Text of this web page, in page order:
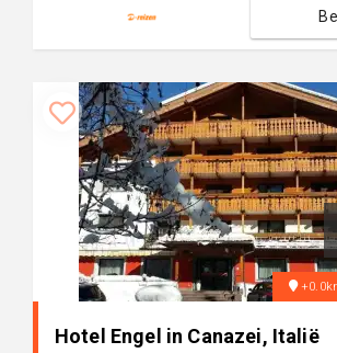
Hotel Engel in Canazei, Italië